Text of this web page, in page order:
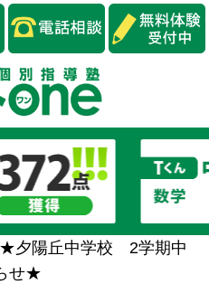
★夕陽丘中学校 2学期中
せ★